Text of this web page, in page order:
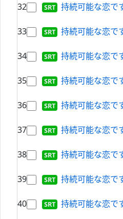
32
持続可能な恋で
33
持続可能な恋で
34
持続可能な恋で
35
持続可能な恋で
36
持続可能な恋で
37
持続可能な恋で
38
持続可能な恋で
39
持続可能な恋で
40
持続可能な恋で